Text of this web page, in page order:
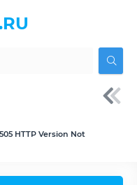
HTTP Version Not